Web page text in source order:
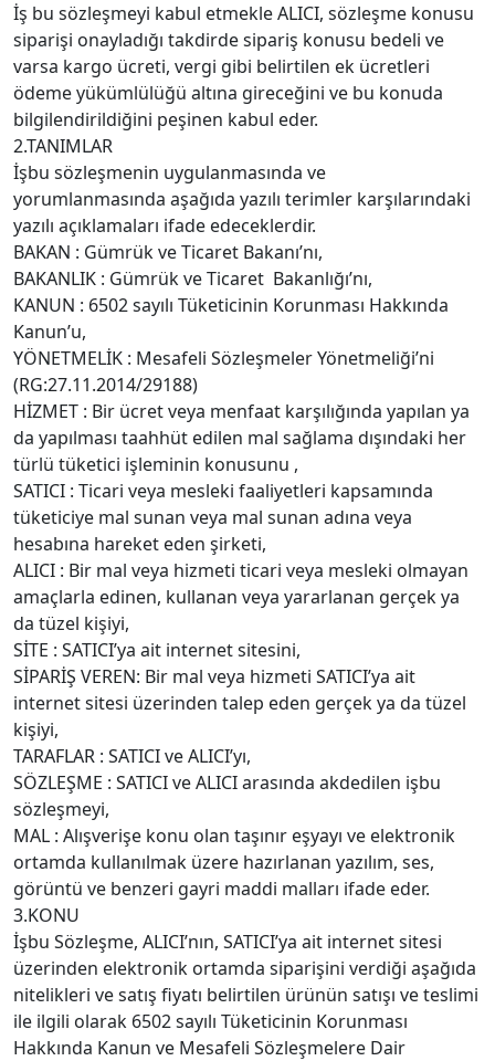
İş bu sözleşmeyi kabul etmekle ALICI, sözleşme konusu
siparişi onayladığı takdirde sipariş konusu bedeli ve
varsa kargo ücreti, vergi gibi belirtilen ek ücretleri
ödeme yükümlülüğü altına gireceğini ve bu konuda
bilgilendirildiğini peşinen kabul eder.
2.TANIMLAR
İşbu sözleşmenin uygulanmasında ve
yorumlanmasında aşağıda yazılı terimler karşılarındaki
yazılı açıklamaları ifade edeceklerdir.
BAKAN : Gümrük ve Ticaret Bakanı’nı,
BAKANLIK : Gümrük ve Ticaret Bakanlığı’nı,
KANUN : 6502 sayılı Tüketicinin Korunması Hakkında
Kanun’u,
YÖNETMELİK : Mesafeli Sözleşmeler Yönetmeliği’ni
(RG:27.11.2014/29188)
HİZMET : Bir ücret veya menfaat karşılığında yapılan ya
da yapılması taahhüt edilen mal sağlama dışındaki her
türlü tüketici işleminin konusunu ,
SATICI : Ticari veya mesleki faaliyetleri kapsamında
tüketiciye mal sunan veya mal sunan adına veya
hesabına hareket eden şirketi,
ALICI : Bir mal veya hizmeti ticari veya mesleki olmayan
amaçlarla edinen, kullanan veya yararlanan gerçek ya
da tüzel kişiyi,
SİTE : SATICI’ya ait internet sitesini,
SİPARİŞ VEREN: Bir mal veya hizmeti SATICI’ya ait
internet sitesi üzerinden talep eden gerçek ya da tüzel
kişiyi,
TARAFLAR : SATICI ve ALICI’yı,
SÖZLEŞME : SATICI ve ALICI arasında akdedilen işbu
sözleşmeyi,
MAL : Alışverişe konu olan taşınır eşyayı ve elektronik
ortamda kullanılmak üzere hazırlanan yazılım, ses,
görüntü ve benzeri gayri maddi malları ifade eder.
3.KONU
İşbu Sözleşme, ALICI’nın, SATICI’ya ait internet sitesi
üzerinden elektronik ortamda siparişini verdiği aşağıda
nitelikleri ve satış fiyatı belirtilen ürünün satışı ve teslimi
ile ilgili olarak 6502 sayılı Tüketicinin Korunması
Hakkında Kanun ve Mesafeli Sözleşmelere Dair